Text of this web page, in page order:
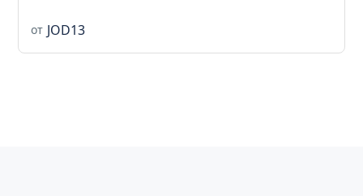
от JOD13